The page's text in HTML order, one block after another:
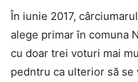
În iunie 2017,
alege primar în comuna
cu doar trei voturi mai
pedntru ca ulterior să se